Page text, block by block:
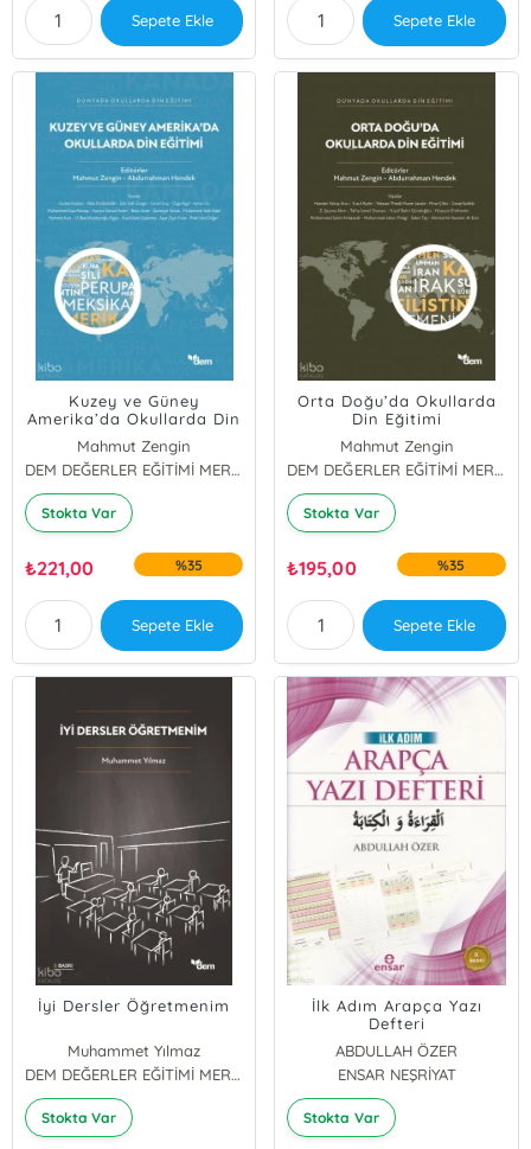
Sepete Ekle Sepete Ekle
Kuzey ve Güney
Amerika’da Okullarda Din
Mahmut Zengin
Abdurrahman Hendek
DEM DEĞERLER EĞİTİMİ MERKEZİ YAYINLARI
Stokta Var
₺221,00 %35
Sepete Ekle
Orta Doğu’da Okullarda
Din Eğitimi
Mahmut Zengin
Abdurrahman Hendek
DEM DEĞERLER EĞİTİMİ MERKEZİ YAYINLARI
Stokta Var
₺195,00 %35
Sepete Ekle
İyi Dersler Öğretmenim
Muhammet Yılmaz
DEM DEĞERLER EĞİTİMİ MERKEZİ YAYINLARI
Stokta Var
İlk Adım Arapça Yazı
Defteri
ABDULLAH ÖZER
ENSAR NEŞRİYAT
Stokta Var